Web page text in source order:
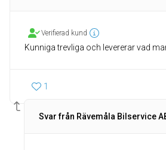
Verifierad kund
Kunniga trevliga och levererar vad
1
Svar från Rävemåla Bilservice